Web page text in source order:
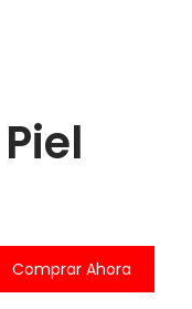
Comprar Ahora